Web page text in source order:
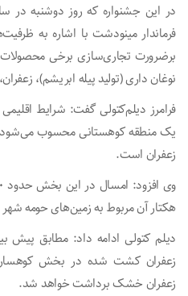
در این جشنواره که روز دوشنبه در
فرماندار مینودشت با اشاره به
برضرورت تجاری‌سازی برخی محصولات
نوغان داری (تولید پیله ابریشم)،
فرامرز دیلم‌کتولی گفت: شرایط
یک منطقه کوهستانی محسوب
زعفران است.
هکتار آن مربوط به زمین‌های حومه شهر دوزین با ۱۱۷
دیلم کتولی ادامه داد: مطابق پیش
زعفران خشک برداشت خواهد شد.